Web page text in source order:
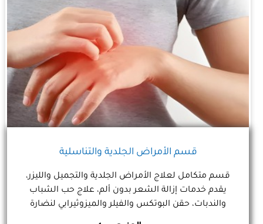
الوضوح الكامل الذي يسبق قرار العلاج.
قسم الأمراض الجلدية والتناسلية
قسم متكامل لعلاج الأمراض الجلدية والتجميل والليزر،
يقدم خدمات إزالة الشعر بدون ألم، علاج حب الشباب
والندبات، حقن البوتكس والفيلر والميزوثيرابي لنضارة
البشرة وتساقط الشعر، بالإضافة إلى العلاج الضوئي